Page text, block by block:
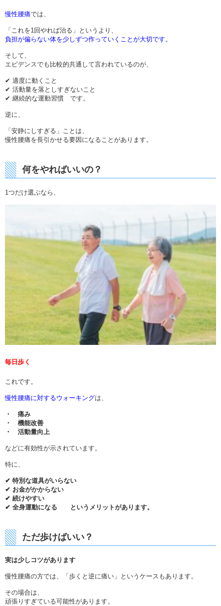
慢性腰痛では、
「これを1回やれば治る」というより、
負担が偏らない体を少しずつ作っていくことが大切です。
そして、
エビデンスでも比較的共通して言われているのが、
✔ 適度に動くこと
✔ 活動量を落としすぎないこと
✔ 継続的な運動習慣 です。
逆に、
「安静にしすぎる」ことは、
慢性腰痛を長引かせる要因になることがあります。
何をやればいいの？
1つだけ選ぶなら、
毎日歩く
これです。
慢性腰痛に対するウォーキングは、
・ 痛み
・ 機能改善
・ 活動量向上
などに有効性が示されています。
特に、
✔ 特別な道具がいらない
✔ お金がかからない
✔ 続けやすい
✔ 全身運動になる というメリットがあります。
ただ歩けばいい？
実は少しコツがあります
慢性腰痛の方では、「歩くと逆に痛い」というケースもあります。
その場合は、
頑張りすぎている可能性があります。